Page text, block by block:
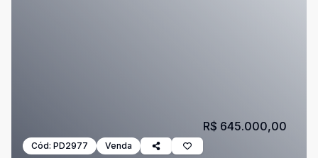
Cód: PD2977 Venda
R$ 645.000,00